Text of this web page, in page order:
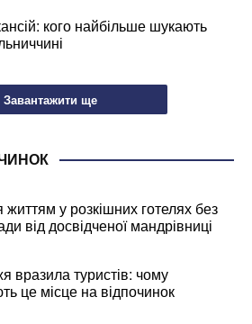
кого найбільше шукають
Завантажити ще
у розкішних готелях без
від досвідченої мандрівниці
вразила туристів: чому
це місце на відпочинок